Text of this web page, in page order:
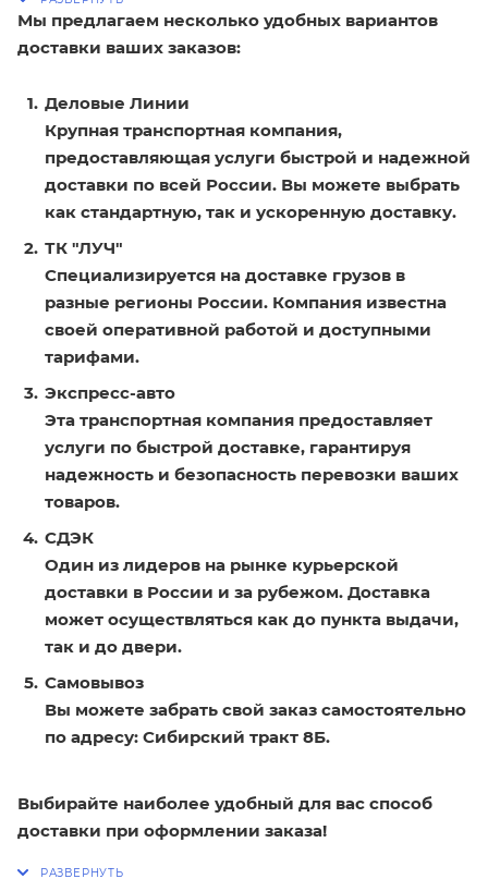
Мы предлагаем несколько удобных вариантов
доставки ваших заказов:
Деловые Линии
Крупная транспортная компания,
предоставляющая услуги быстрой и надежной
доставки по всей России. Вы можете выбрать
как стандартную, так и ускоренную доставку.
ТК "ЛУЧ"
Специализируется на доставке грузов в
разные регионы России. Компания известна
своей оперативной работой и доступными
тарифами.
Экспресс-авто
Эта транспортная компания предоставляет
услуги по быстрой доставке, гарантируя
надежность и безопасность перевозки ваших
товаров.
СДЭК
Один из лидеров на рынке курьерской
доставки в России и за рубежом. Доставка
может осуществляться как до пункта выдачи,
так и до двери.
Самовывоз
Вы можете забрать свой заказ самостоятельно
по адресу: Сибирский тракт 8Б.
Выбирайте наиболее удобный для вас способ
доставки при оформлении заказа!